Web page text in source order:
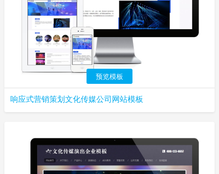
预览模板
响应式营销策划文化传媒公司网站模板